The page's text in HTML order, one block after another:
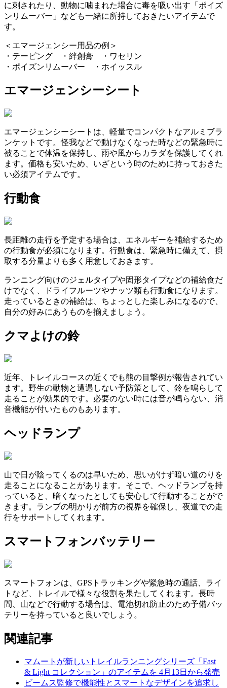
に刺されたり、動物に噛まれた場合に毒を吸い出す「ポイズ
ンリムーバー」なども一緒に所持しておきたいアイテムで
す。
＜エマージェンシー用品の例＞
・テーピング ・絆創膏 ・ワセリン
・ポイズンリムーバー ・ホイッスル
エマージェンシーシート
エマージェンシーシートは、軽量でコンパクトなアルミブラ
ンケットです。怪我などで動けなくなった時などの緊急時に
被ることで体温を保持し、雨や風からカラダを保護してくれ
ます。価格も安いため、いざという時のために持っておきた
い必須アイテムです。
行動食
長距離の走行を予定する場合は、エネルギーを補給するため
の行動食が必須になります。行動食は、緊急時に備えて、摂
取する分量よりも多く用意しておきます。
ランニング向けのジェルタイプや固形タイプなどの補給食だ
けでなく、ドライフルーツやナッツ類も行動食になります。
走っているときの補給は、ちょっとした楽しみになるので、
自分の好みにあうものを揃えましょう。
クマよけの鈴
近年、トレイルコースの近くでも熊の目撃例が報告されてい
ます。野生の動物と遭遇しない予防策として、鈴を鳴らして
走ることが効果的です。必要のない時には音が鳴らない、消
音機能が付いたものもあります。
ヘッドランプ
山で日が陰ってくるのは早いため、思いがけず暗い道のりを
走ることになることがあります。そこで、ヘッドランプを持
っていると、暗くなったとしても安心して行動することがで
きます。ランプの明かりが前方の視界を確保し、夜道での走
行をサポートしてくれます。
スマートフォンバッテリー
スマートフォンは、GPSトラッキングや緊急時の通話、ライ
トなど、トレイルで様々な役割を果たしてくれます。長時
間、山などで行動する場合は、電池切れ防止のため予備バッ
テリーを持っていると良いでしょう。
関連記事
マムートが新しいトレイルランニングシリーズ「Fast
& Light コレクション」のアイテムを 4月13日から発売
ビームス監修で機能性とスマートなデザインを追求し